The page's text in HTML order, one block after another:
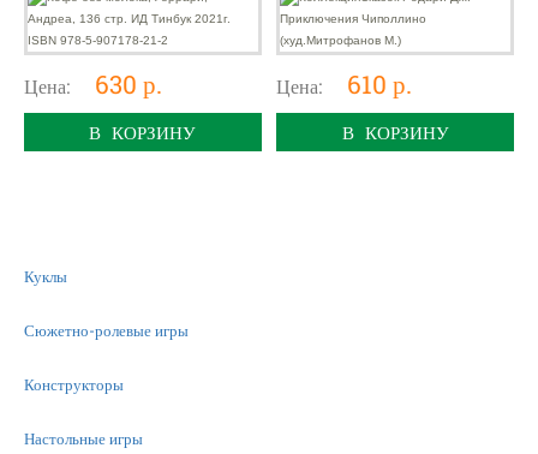
Цена: 630 р.
В КОРЗИНУ
Цена: 610 р.
В КОРЗИНУ
Куклы
Сюжетно-ролевые игры
Конструкторы
Настольные игры